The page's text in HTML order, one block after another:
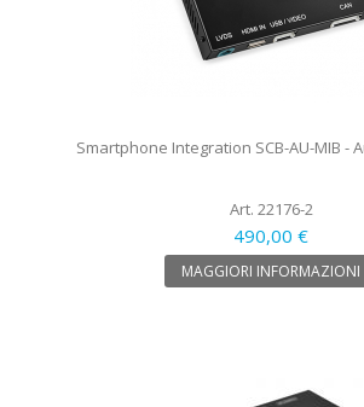
Smartphone Integration SCB-AU-MIB -
Art. 22176-2
490,00 €
MAGGIORI INFORMAZIONI